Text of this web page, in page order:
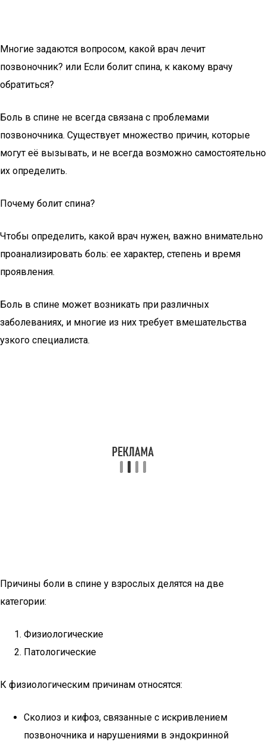
Многие задаются вопросом, какой врач лечит
позвоночник? или Если болит спина, к какому врачу
обратиться?
Боль в спине не всегда связана с проблемами
позвоночника. Существует множество причин, которые
могут её вызывать, и не всегда возможно самостоятельно
их определить.
Почему болит спина?
Чтобы определить, какой врач нужен, важно внимательно
проанализировать боль: ее характер, степень и время
проявления.
Боль в спине может возникать при различных
заболеваниях, и многие из них требует вмешательства
узкого специалиста.
Причины боли в спине у взрослых делятся на две
категории:
Физиологические
Патологические
К физиологическим причинам относятся:
Сколиоз и кифоз, связанные с искривлением
позвоночника и нарушениями в эндокринной